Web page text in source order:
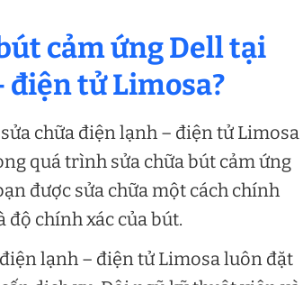
cảm ứng Dell tại
tử Limosa?
chữa điện lạnh – điện tử Limosa
quá trình sửa chữa bút cảm ứng
được sửa chữa một cách chính
độ chính xác của bút.
lạnh – điện tử Limosa luôn đặt